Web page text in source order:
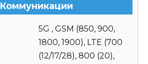
Коммуникации
5G , GSM (850, 900,
1800, 1900), LTE (700
(12/17/28), 800 (20),